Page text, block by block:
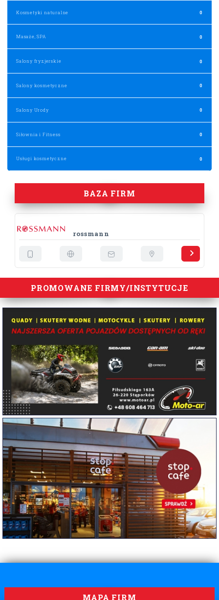
Kosmetyki naturalne 0
Masaże, SPA 0
Salony fryzjerskie 0
Salony kosmetyczne 0
Salony Urody 0
Siłownia i Fitness 0
Usługi kosmetyczne 0
BAZA FIRM
rossmann
PROMOWANE FIRMY/INSTYTUCJE
MAPA FIRM